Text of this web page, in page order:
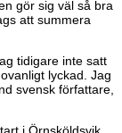
gör sig väl så bra
att summera
tidigare inte satt
lyckad. Jag
svensk författare,